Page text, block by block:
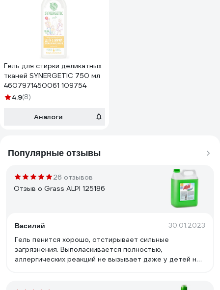
Гель для стирки деликатных
тканей SYNERGETIC 750 мл
4607971450061 109754
4.9(8)
Аналоги
Популярные отзывы
26 отзывов
Отзыв о Grass ALPI 125186
Василий 30.01.2023
Гель пенится хорошо, отстирывает сильные
загрязнения. Выполаскивается полностью,
аллергических реакций не вызывает даже у детей не